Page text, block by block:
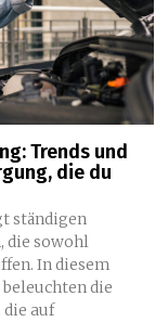
Trends und
die du
ständigen
die sowohl
In diesem
die
auf